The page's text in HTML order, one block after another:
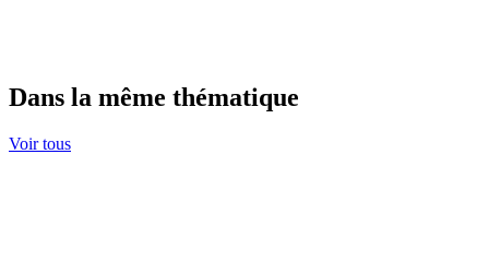
Dans la même thématique
Voir tous